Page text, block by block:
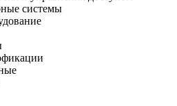
системы